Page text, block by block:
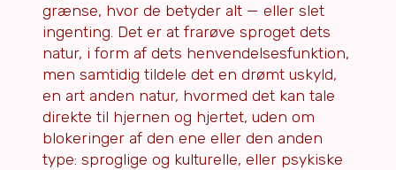
grænse, hvor de betyder alt — eller slet
ingenting. Det er at frarøve sproget dets
natur, i form af dets henvendelsesfunktion,
men samtidig tildele det en drømt uskyld,
en art anden natur, hvormed det kan tale
direkte til hjernen og hjertet, uden om
blokeringer af den ene eller den anden
type: sproglige og kulturelle, eller psykiske